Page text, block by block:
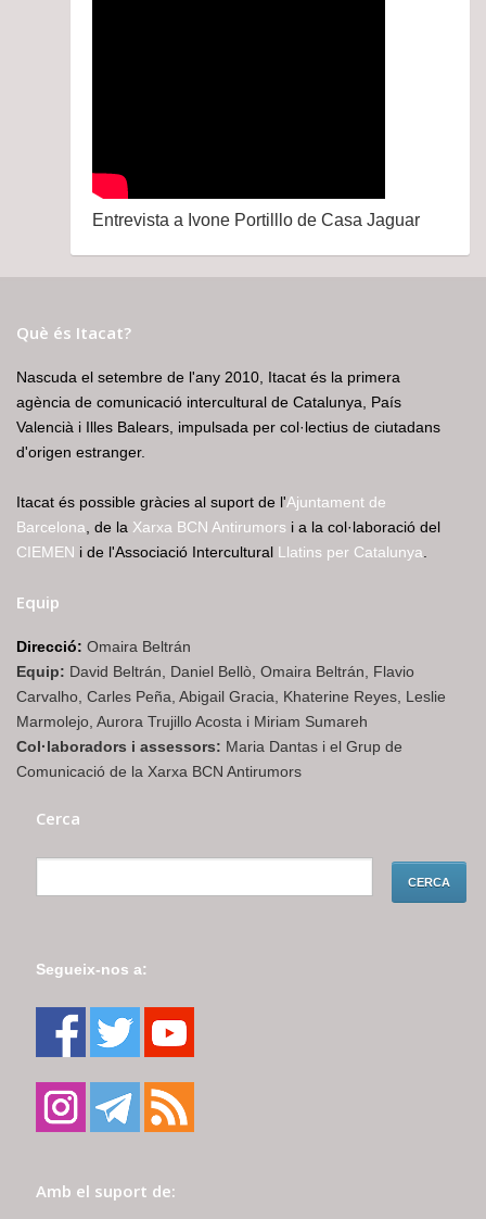
Entrevista a Ivone Portilllo de Casa Jaguar
Què és Itacat?
Nascuda el setembre de l'any 2010, Itacat és la primera
agència de comunicació intercultural de Catalunya, País
Valencià i Illes Balears, impulsada per col·lectius de ciutadans
d'origen estranger.
Itacat és possible gràcies al suport de l'Ajuntament de
Barcelona, de la Xarxa BCN Antirumors i a la col·laboració del
CIEMEN i de l'Associació Intercultural Llatins per Catalunya.
Equip
Direcció: Omaira Beltrán
Equip: David Beltrán, Daniel Bellò, Omaira Beltrán, Flavio
Carvalho, Carles Peña, Abigail Gracia, Khaterine Reyes, Leslie
Marmolejo, Aurora Trujillo Acosta i Miriam Sumareh
Col·laboradors i assessors: Maria Dantas i el Grup de
Comunicació de la Xarxa BCN Antirumors
Cerca
Segueix-nos a:
Amb el suport de: